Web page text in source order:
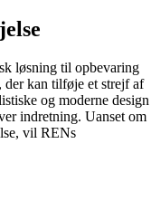
løsning til opbevaring
der kan tilføje et strejf af
og moderne design
indretning. Uanset om
vil RENs